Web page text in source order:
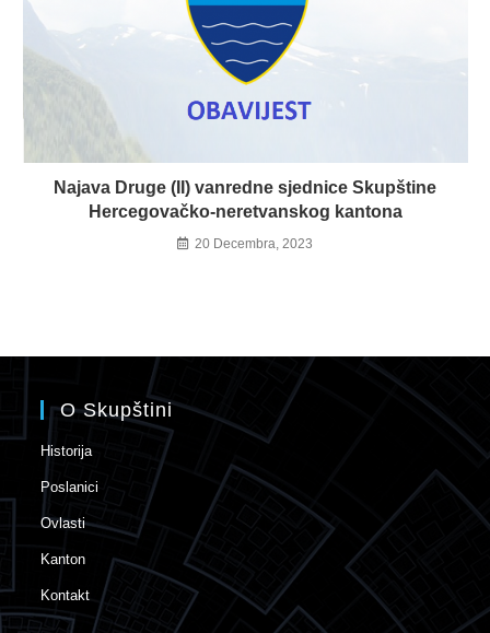
Najava Druge (II) vanredne sjednice Skupštine
Hercegovačko-neretvanskog kantona
20 Decembra, 2023
O Skupštini
Historija
Poslanici
Ovlasti
Kanton
Kontakt